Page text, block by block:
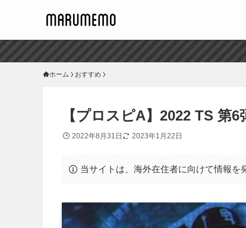
ホーム おすすめ
【プロスピA】2022 TS 第
2022年8月31日 2023年1月22日
当サイトは、海外在住者に向けて情報を